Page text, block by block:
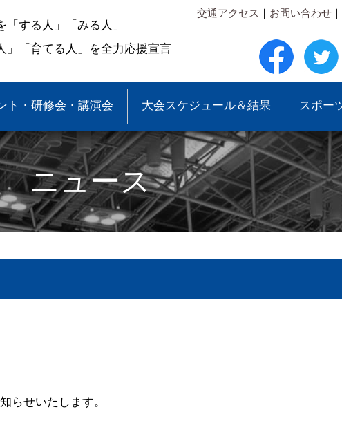
「する人」「みる人」
」「育てる人」を全力応援宣言
交通アクセス ｜ お問い合わせ ｜
●事業報告
●
ト・研修会・講演会 大会スケジュール＆結果 スポー
●各種申請・報告書 ●
ニュース
らせいたします。